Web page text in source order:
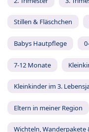
Stillen & Fläschchen
Babys Hautpflege
7-12 Monate
Kleinkinder im 3.
Eltern in meiner Region
Wichteln, Wanderpakete